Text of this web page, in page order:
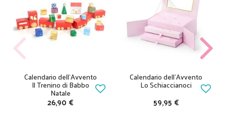
Calendario dell'Avvento
Il Trenino di Babbo
Natale
26,90 €
Calendario dell'Avvento
Lo Schiaccianoci
59,95 €